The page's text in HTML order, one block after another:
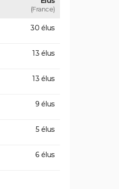
(France)
30 élus
13 élus
13 élus
9 élus
5 élus
6 élus